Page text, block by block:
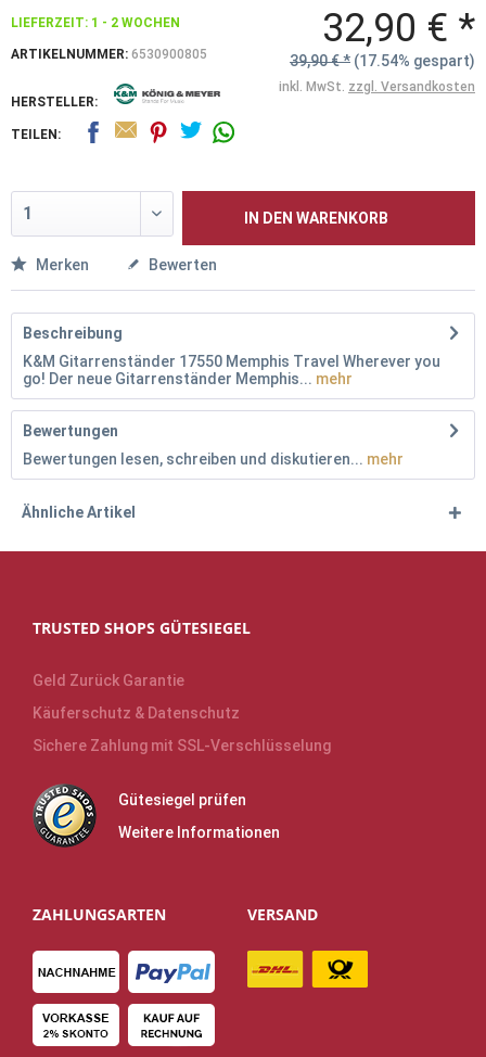
LIEFERZEIT: 1 - 2 WOCHEN
ARTIKELNUMMER: 6530900805
HERSTELLER:
32,90 € *
39,90 € * (17.54% gespart)
inkl. MwSt. zzgl. Versandkosten
TEILEN:
IN DEN WARENKORB
Merken Bewerten
Beschreibung
K&M Gitarrenständer 17550 Memphis Travel Wherever you
go! Der neue Gitarrenständer Memphis... mehr
Bewertungen
Bewertungen lesen, schreiben und diskutieren... mehr
Ähnliche Artikel
TRUSTED SHOPS GÜTESIEGEL
Geld Zurück Garantie
Käuferschutz & Datenschutz
Sichere Zahlung mit SSL-Verschlüsselung
Gütesiegel prüfen
Weitere Informationen
ZAHLUNGSARTEN VERSAND